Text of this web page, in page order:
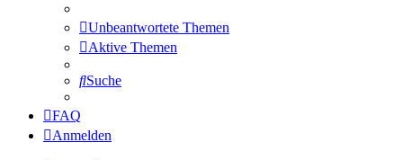
Unbeantwortete Themen
Aktive Themen
Suche
FAQ
Anmelden